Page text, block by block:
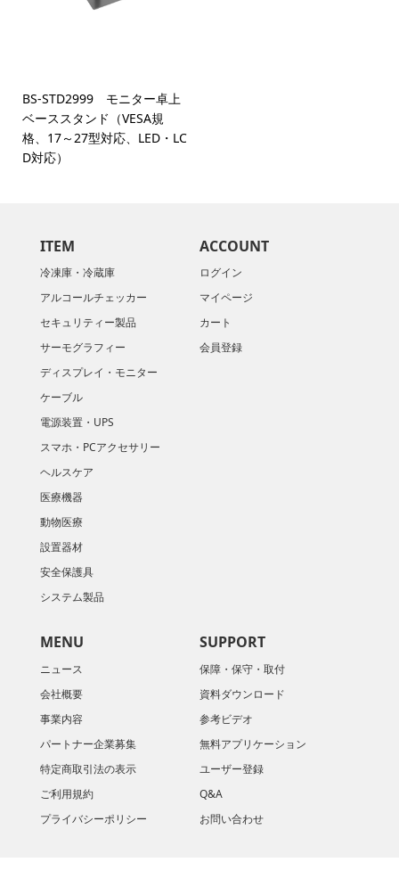
BS-STD2999 モニター卓上
ベーススタンド（VESA規
格、17～27型対応、LED・LC
D対応）
ITEM
冷凍庫・冷蔵庫
アルコールチェッカー
セキュリティー製品
サーモグラフィー
ディスプレイ・モニター
ケーブル
電源装置・UPS
スマホ・PCアクセサリー
ヘルスケア
医療機器
動物医療
設置器材
安全保護具
システム製品
ACCOUNT
ログイン
マイページ
カート
会員登録
MENU
ニュース
会社概要
​事業内容
パートナー企業募集
特定商取引法の表示
ご利用規約
プライバシーポリシー
SUPPORT
保障・保守・取付
資料ダウンロード
参考ビデオ
無料アプリケーション
ユーザー登録
Q&A
お問い合わせ